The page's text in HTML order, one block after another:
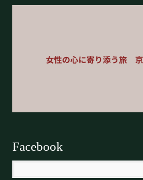
Facebook